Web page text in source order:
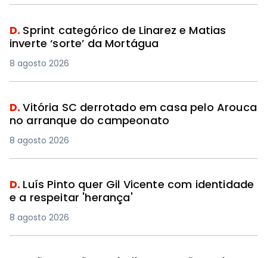
D. Sprint categórico de Linarez e Matias
inverte ‘sorte’ da Mortágua
8 agosto 2026
D.Vitória SC derrotado em casa pelo Arouca
no arranque do campeonato
8 agosto 2026
D. Luís Pinto quer Gil Vicente com identidade
e a respeitar 'herança'
8 agosto 2026